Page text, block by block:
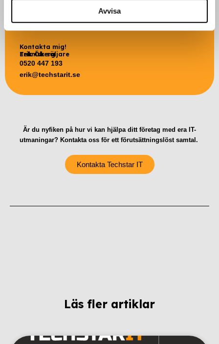
Avvisa
Kontakta mig!
Erik Öberg
Teknisk säljare
0520 447 193
erik@techstarit.se
Är du nyfiken på hur vi kan hjälpa ditt företag med era IT-
utmaningar? Kontakta oss för ett förutsättningslöst samtal.
Kontakta Techstar IT
Läs fler artiklar